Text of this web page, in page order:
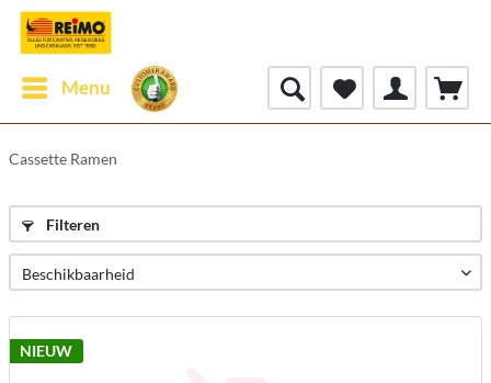
Menu
Cassette Ramen
Filteren
NIEUW